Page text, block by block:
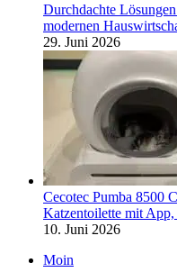
Durchdachte
modernen
29. Juni 2026
Cecotec Pumba 8500
Katzentoilette mit
10. Juni 2026
Moin